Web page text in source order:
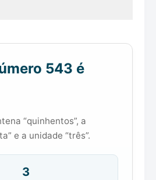
543 é
“quinhentos”, a
e a unidade “três”.
3